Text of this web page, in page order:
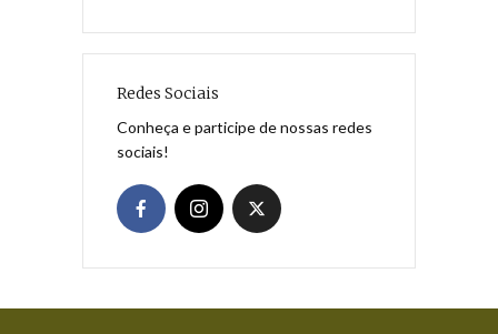
Redes Sociais
Conheça e participe de nossas redes
sociais!